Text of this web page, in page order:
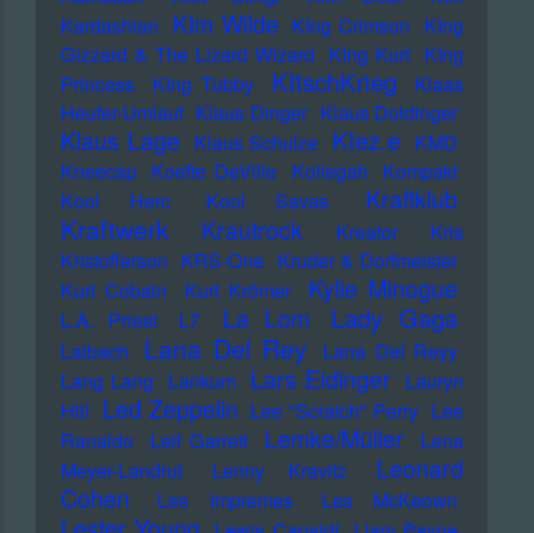
Kardashian KIm Wilde KIng Crimson KIng
Gizzard & The Lizard Wizard KIng Kurt KIng
Princess
KIng Tubby KItschKrieg
Klaas
Heufer-Umlauf Klaus Dinger Klaus Doldinger
Klaus Lage Klaus Schulze Klez.e KMD
Kneecap Koefte DeVille Kollegah Kompakt
Kool Herc
Kool Savas Kraftklub
Kraftwerk Krautrock Kreator
Kris
Kristofferson KRS-One Kruder & Dorfmeister
Kurt Cobain
Kurt Krömer Kylie Minogue
L.A. Priest L7 La Lom Lady Gaga
Laibach Lana Del Rey
Lana Del Reyy
Lang Lang Lankum Lars Eidinger Lauryn
Hill Led Zeppelin Lee "Scratch" Perry Lee
Ranaldo
Leif Garrett Lemke/Müller
Lena
Meyer-Landrut
Lenny Kravitz
Leonard
Cohen
Les Impremes Les McKeown